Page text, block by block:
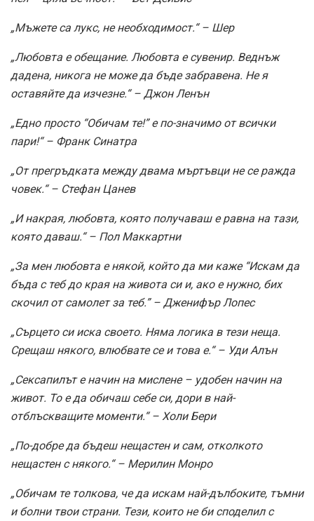
„Мъжете са лукс, не необходимост.“ – Шер
„Любовта е обещание. Любовта е сувенир. Веднъж
дадена, никога не може да бъде забравена. Не я
оставяйте да изчезне.“ – Джон Ленън
„Едно просто “Обичам те!” е по-значимо от всички
пари!“ – Франк Синатра
„От прегръдката между двама мъртъвци не се ражда
човек.“ – Стефан Цанев
„И накрая, любовта, която получаваш е равна на тази,
която даваш.“ – Пол Маккартни
„За мен любовта е някой, който да ми каже “Искам да
бъда с теб до края на живота си и, ако е нужно, бих
скочил от самолет за теб.” – Дженифър Лопес
„Сърцето си иска своето. Няма логика в тези неща.
Срещаш някого, влюбвате се и това е.“ – Уди Алън
„Сексапилът е начин на мислене – удобен начин на
живот. То е да обичаш себе си, дори в най-
отблъскващите моменти.“ – Холи Бери
„По-добре да бъдеш нещастен и сам, отколкото
нещастен с някого.“ – Мерилин Монро
„Обичам те толкова, че да искам най-дълбоките, тъмни
и болни твои страни. Тези, които не би споделил с